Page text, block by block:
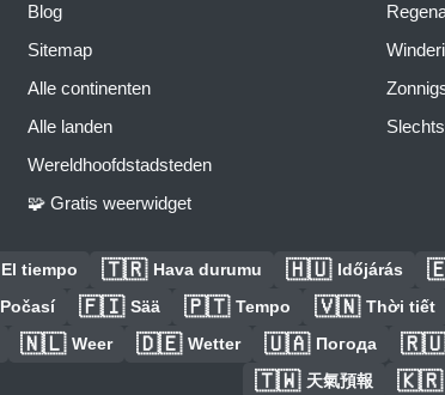
Blog
Sitemap
Alle continenten
Alle landen
Wereldhoofdstadsteden
🧩 Gratis weerwidget
El tiempo 🇹🇷 Hava durumu 🇭🇺 Időjárás
Počasí 🇫🇮 Sää 🇵🇹 Tempo 🇻🇳 Thời tiết
🇳🇱 Weer 🇩🇪 Wetter 🇺🇦 Погода 🇷🇺
🇹🇼 天氣預報 🇰🇷